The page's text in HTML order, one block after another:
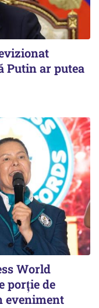
Putin ar putea
World
porție de
eveniment